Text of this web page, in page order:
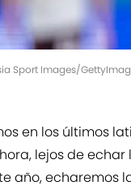
Sport Images/
en los últimos
lejos de
año, echaremos